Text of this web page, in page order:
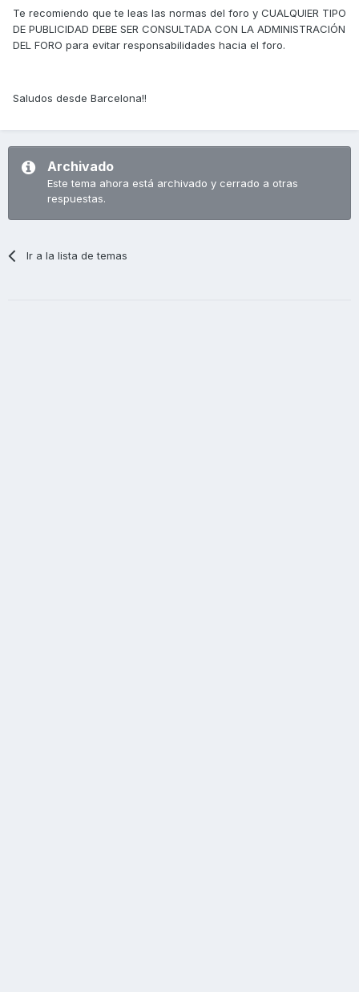
Te recomiendo que te leas las normas del foro y CUALQUIER TIPO
DE PUBLICIDAD DEBE SER CONSULTADA CON LA ADMINISTRACIÓN
DEL FORO para evitar responsabilidades hacia el foro.
Saludos desde Barcelona!!
Archivado
Este tema ahora está archivado y cerrado a otras
respuestas.
Ir a la lista de temas